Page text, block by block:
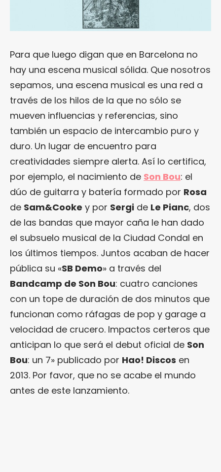
Para que luego digan que en Barcelona no
hay una escena musical sólida. Que nosotros
sepamos, una escena musical es una red a
través de los hilos de la que no sólo se
mueven influencias y referencias, sino
también un espacio de intercambio puro y
duro. Un lugar de encuentro para
creatividades siempre alerta. Así lo certifica,
por ejemplo, el nacimiento de Son Bou: el
dúo de guitarra y batería formado por Rosa
de Sam&Cooke y por Sergi de Le Pianc, dos
de las bandas que mayor caña le han dado
el subsuelo musical de la Ciudad Condal en
los últimos tiempos. Juntos acaban de hacer
pública su «SB Demo» a través del
Bandcamp de Son Bou: cuatro canciones
con un tope de duración de dos minutos que
funcionan como ráfagas de pop y garage a
velocidad de crucero. Impactos certeros que
anticipan lo que será el debut oficial de Son
Bou: un 7» publicado por Hao! Discos en
2013. Por favor, que no se acabe el mundo
antes de este lanzamiento.